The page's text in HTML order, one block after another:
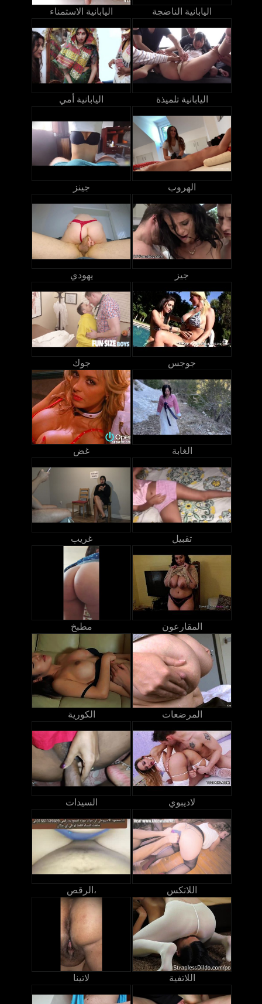
اليابانية الاستمناء اليابانية الناضجة
اليابانية أمي اليابانية تلميذة
جينز الهروب
يهودي جيز
جوك جوجس
غض الغابة
غريب تقبيل
مطبخ المقارعون
الكورية المرضعات
السيدات لاديبوي
الرقص، اللاتكس
لاتينا اللاتفية